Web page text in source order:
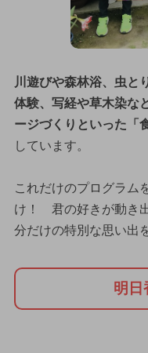
川遊びや森林浴、虫と
体験、写経や草木染な
ージづくりといった「
しています。
これだけのプログラム
け！ 君の好きが動き
分だけの特別な思い出
明日